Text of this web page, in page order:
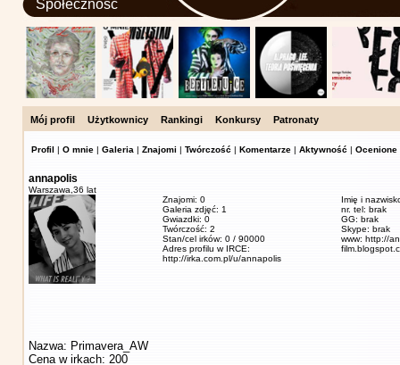
Społeczność
Mój profil Użytkownicy Rankingi Konkursy Patronaty
Profil | O mnie | Galeria | Znajomi | Twórczość | Komentarze | Aktywność | Ocenione
annapolis
Warszawa, 36 lat
Znajomi: 0
Galeria zdjęć: 1
Gwiazdki: 0
Twórczość: 2
Stan/cel irków: 0 / 90000
Adres profilu w IRCE:
http://irka.com.pl/u/annapolis
Imię i
nr. tel: brak
GG: brak
Skype: brak
www: http://
Nazwa: Primavera_AW
Cena w irkach: 200